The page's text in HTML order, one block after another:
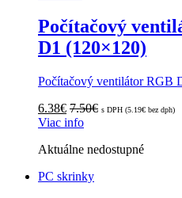
Počítačový
D1 (120×120)
Počítačový ventilátor RGB
6.38€ 7.50€ s DPH (5.19€ bez dph)
Viac info
Aktuálne nedostupné
PC skrinky